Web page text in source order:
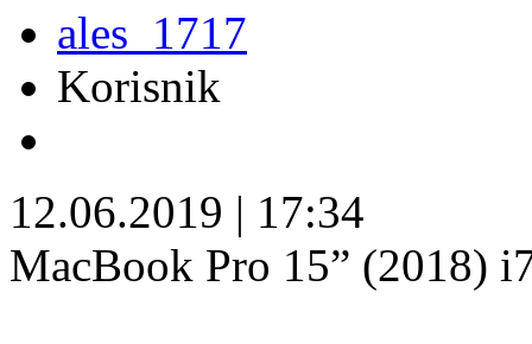
ales_1717
Korisnik
12.06.2019 | 17:34
MacBook Pro 15” (2018)